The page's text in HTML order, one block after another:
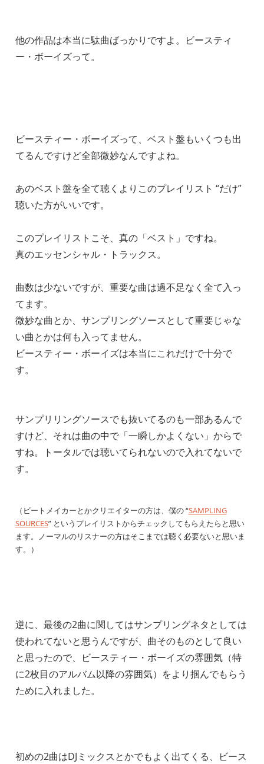
他の作品は本当に駄曲ばっかりですよ。ビースティ
ー・ボーイズって。
ビースティー・ボーイズって、ベスト盤もいくつも出
てるんですけど全部微妙なんですよね。
あのベスト盤を全て聴くよりこのプレイリスト “だけ”
聴いた方がいいです。
このプレイリストこそ、真の「ベスト」ですね。
真のエッセンシャル・トラックス。
曲数は少ないですが、重要な曲は過不足なく全て入っ
てます。
微妙な曲とか、サンプリングソースとして重要じゃな
い曲とかは何も入ってません。
ビースティー・ボーイズは本当にこれだけで十分で
す。
サンプリリングソースでも抜いてるのも一部あるんで
すけど、それは曲の中で「一瞬しかよくない」からで
すね。トータルでは聴いてられないので入れてないで
す。
（ビートメイカーとかクリエイターの方は、僕の “SAMPLING
SOURCES” というプレイリストからチェックしてもらえたらと思い
ます。ノーマルのリスナーの方はそこまでは聴く必要ないと思いま
す。）
逆に、最後の2曲に関してはサンプリングネタとしては
使われてないと思うんですが、曲そのものとして良い
と思ったので、ビースティー・ボーイズの雰囲気（特
に2枚目のアルバム以降の雰囲気）をより掴んでもらう
ために入れました。
初めの2曲はDJミックスとかでもよく出てくる、ビース